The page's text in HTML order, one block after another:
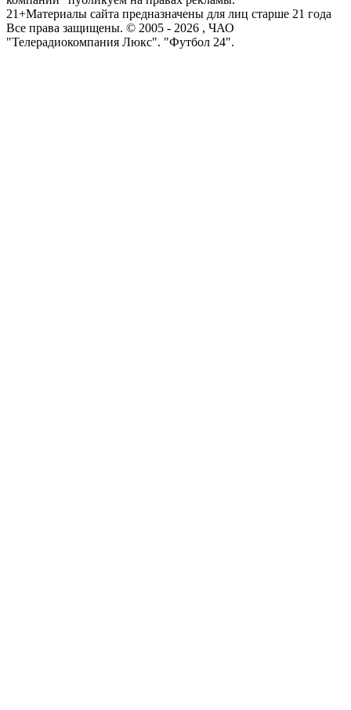
21+Материалы сайта предназначены для лиц старше 21 года
Все права защищены. © 2005 - 2026 , ЧАО
"Телерадиокомпания Люкс". "Футбол 24".